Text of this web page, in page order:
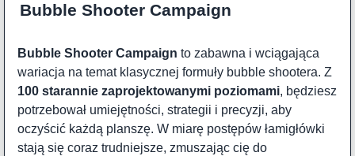
Bubble Shooter Campaign
Bubble Shooter Campaign to zabawna i wciągająca
wariacja na temat klasycznej formuły bubble shootera. Z
100 starannie zaprojektowanymi poziomami, będziesz
potrzebował umiejętności, strategii i precyzji, aby
oczyścić każdą planszę. W miarę postępów łamigłówki
stają się coraz trudniejsze, zmuszając cię do